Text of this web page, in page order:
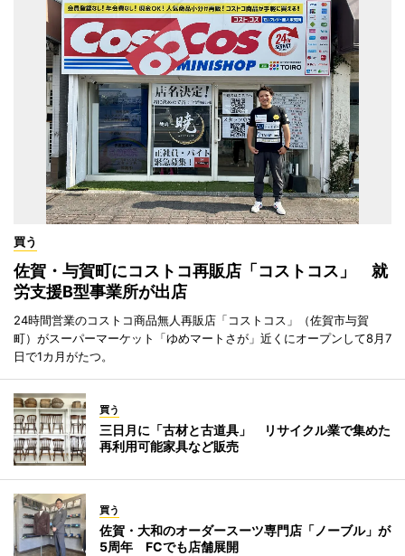
買う
佐賀・与賀町にコストコ再販店「コストコス」 就
労支援B型事業所が出店
24時間営業のコストコ商品無人再販店「コストコス」（佐賀市与賀
町）がスーパーマーケット「ゆめマートさが」近くにオープンして8月7
日で1カ月がたつ。
買う
三日月に「古材と古道具」 リサイクル業で集めた
再利用可能家具など販売
買う
佐賀・大和のオーダースーツ専門店「ノーブル」が
5周年 FCでも店舗展開